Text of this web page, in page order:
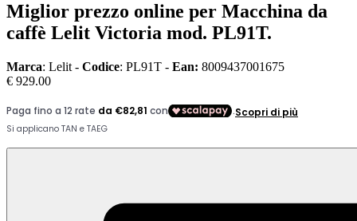
Miglior prezzo online per Macchina da
caffè Lelit Victoria mod. PL91T.
Marca: Lelit - Codice: PL91T - Ean: 8009437001675
€ 929.00